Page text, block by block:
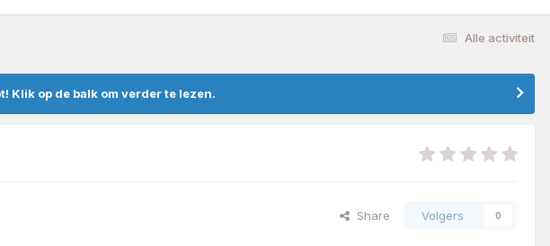
Alle activiteit
Klik op de balk om verder te lezen.
Share Volgers 0